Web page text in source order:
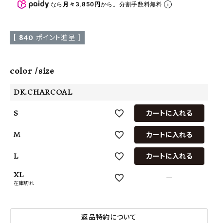
なら 月々3,850円から。分割手数料無料
[ 840 ポイント進呈 ]
color size
DK.CHARCOAL
S カートに入れる
M カートに入れる
L カートに入れる
XL
在庫切れ
—
返品特約について